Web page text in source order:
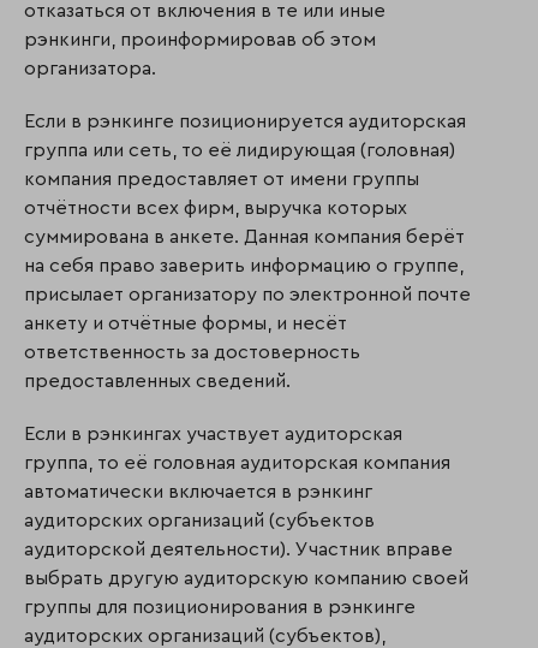
отказаться от включения в те или иные
рэнкинги, проинформировав об этом
организатора.
Если в рэнкинге позиционируется аудиторская
группа или сеть, то её лидирующая (голов­ная)
компания предоставляет от имени группы
отчётности всех фирм, выручка которых
суммирована в анкете. Данная компания берёт
на себя право заверить информацию о группе,
присылает организатору по электронной почте
анкету и отчётные формы, и несёт
ответственность за достоверность
предоставленных сведений.
Если в рэнкингах участвует аудиторская
группа, то её головная аудиторская компания
автоматически включается в рэнкинг
аудиторских организаций (субъек­тов
аудиторской деятельности). Участник вправе
выбрать другую аудиторскую компанию своей
группы для позиционирования в рэнкинге
аудиторских орга­низаций (субъектов),